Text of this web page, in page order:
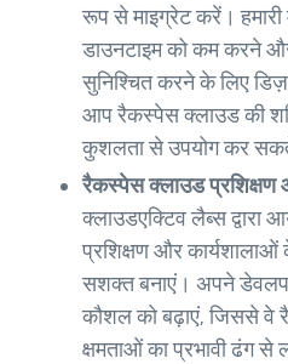
रूप से माइग्रेट करें।
डाउनटाइम को कम करने
सुनिश्चित करने के लिए
आप रैकस्पेस क्लाउड की
कुशलता से उपयोग कर
रैकस्पेस क्लाउड प्रशिक्षण
क्लाउडएक्टिव लैब्स
प्रशिक्षण और कार्यशालाओं
सशक्त बनाएं। अपने
कौशल को बढ़ाएं, जिससे वे
क्षमताओं का प्रभावी ढंग